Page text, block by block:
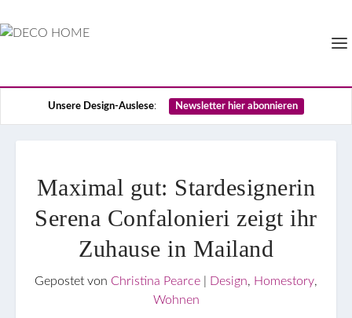
Unsere Design-Auslese: Newsletter hier abonnieren
Maximal gut: Stardesignerin
Serena Confalonieri zeigt ihr
Zuhause in Mailand
Gepostet von Christina Pearce Design, Homestory,
Wohnen